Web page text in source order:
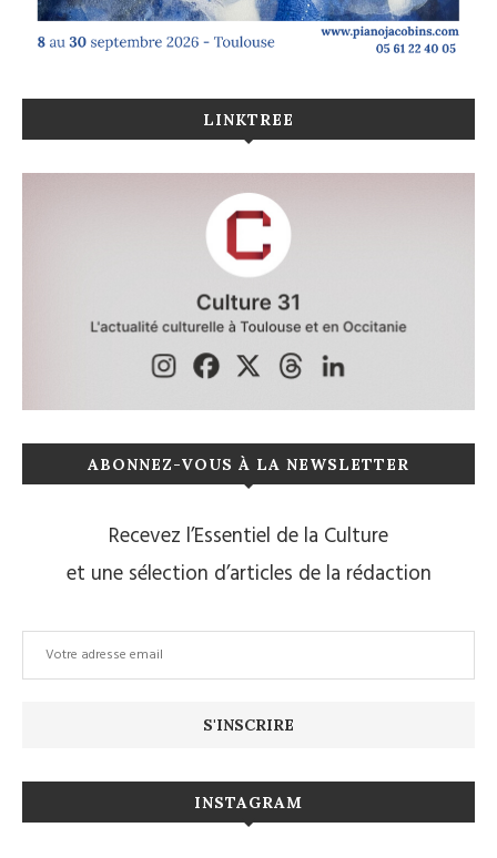
LINKTREE
ABONNEZ-VOUS À LA NEWSLETTER
Recevez l’Essentiel de la Culture
et une sélection d’articles de la rédaction
INSTAGRAM